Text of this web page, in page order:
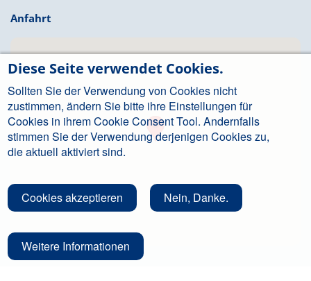
Anfahrt
Diese Seite verwendet Cookies.
Sollten Sie der Verwendung von Cookies nicht
zustimmen, ändern Sie bitte ihre Einstellungen für
Cookies in ihrem Cookie Consent Tool. Andernfalls
stimmen Sie der Verwendung derjenigen Cookies zu,
die aktuell aktiviert sind.
Cookies akzeptieren Nein, Danke.
Weitere Informationen